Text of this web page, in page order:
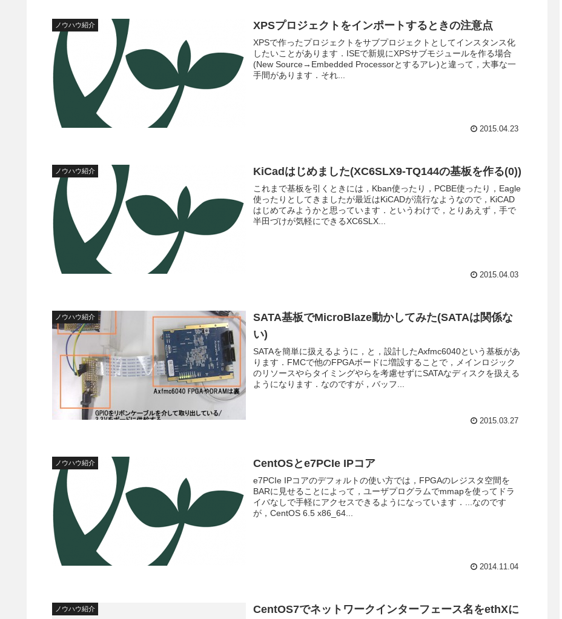
ノウハウ紹介 XPSプロジェクトをインポートするときの注意点
XPSで作ったプロジェクトをサブプロジェクトとしてインスタンス化
したいことがあります．ISEで新規にXPSサブモジュールを作る場合
(New Source→Embedded Processorとするアレ)と違って，大事な一
手間があります．それ...
2015.04.23
ノウハウ紹介 KiCadはじめました(XC6SLX9-TQ144の基板を作る(0))
これまで基板を引くときには，Kban使ったり，PCBE使ったり，Eagle
使ったりとしてきましたが最近はKiCADが流行なようなので，KiCAD
はじめてみようかと思っています．というわけで，とりあえず，手で
半田づけが気軽にできるXC6SLX...
2015.04.03
ノウハウ紹介
SATA基板でMicroBlaze動かしてみた(SATAは関係な
い)
SATAを簡単に扱えるように，と，設計したAxfmc6040という基板があ
ります．FMCで他のFPGAボードに増設することで，メインロジック
のリソースやらタイミングやらを考慮せずにSATAなディスクを扱える
ようになります．なのですが，バッフ...
2015.03.27
ノウハウ紹介 CentOSとe7PCIe IPコア
e7PCIe IPコアのデフォルトの使い方では，FPGAのレジスタ空間を
BARに見せることによって，ユーザプログラムでmmapを使ってドラ
イバなしで手軽にアクセスできるようになっています．...なのです
が，CentOS 6.5 x86_64...
2014.11.04
ノウハウ紹介
CentOS7でネットワークインターフェース名をethXに